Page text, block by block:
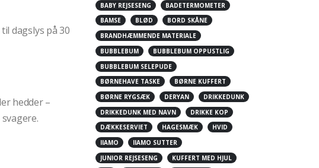
dagslys på 30
hedder –
BABY REJSESENG
BADETERMOMETER
BAMSE
BLØD
BORD SKÅNE
BRANDHÆMMENDE MATERIALE
BUBBLEBUM
BUBBLEBUM OPPUSTLIG
BUBBLEBUM SELEPUDE
BØRNEHAVE TASKE
BØRNE KUFFERT
BØRNE RYGSÆK
DERYAN
DRIKKEDUNK
DRIKKEDUNK MED NAVN
DRIKKE KOP
DÆKKESERVIET
HAGESMÆK
HVID
IIAMO
IIAMO SUTTER
JUNIOR REJSESENG
KUFFERT MED HJUL